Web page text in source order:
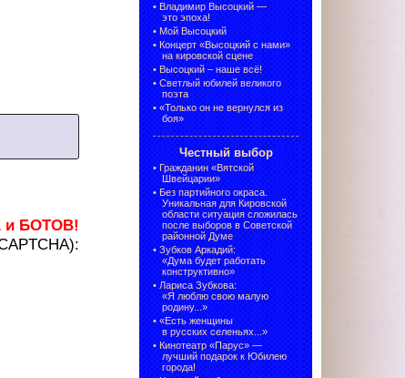
и БОТОВ!
• Владимир Высоцкий —
это эпоха!
• Мой Высоцкий
• Концерт «Высоцкий с нами»
на кировской сцене
• Высоцкий – наше всё!
• Светлый юбилей великого
поэта
• «Только он не вернулся из
боя»
Честный выбор
• Гражданин «Вятской
Швейцарии»
• Без партийного окраса.
Уникальная для Кировской
области ситуация сложилась
после выборов в Советской
районной Думе
• Зубков Аркадий:
«Дума будет работать
конструктивно»
• Лариса Зубкова:
«Я люблю свою малую
родину...»
• «Есть женщины
в русских селеньях...»
• Кинотеатр «Парус» —
лучший подарок к Юбилею
города!